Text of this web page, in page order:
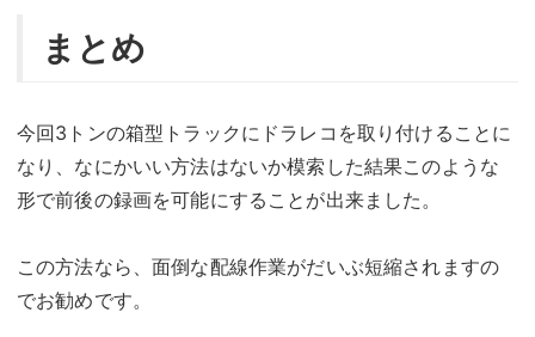
まとめ
今回3トンの箱型トラックにドラレコを取り付けることに
なり、なにかいい方法はないか模索した結果このような
形で前後の録画を可能にすることが出来ました。
この方法なら、面倒な配線作業がだいぶ短縮されますの
でお勧めです。